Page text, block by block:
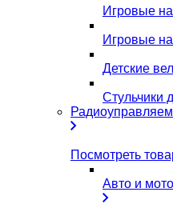
Игровые
Игровые
Детские
Стульчики
Посмотреть
Авто и